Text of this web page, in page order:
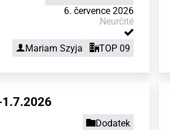
6. července 2026
Neurčité
Mariam Szyja TOP 09
Dodatek